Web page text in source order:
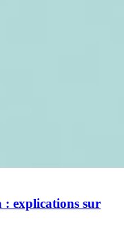
explications sur